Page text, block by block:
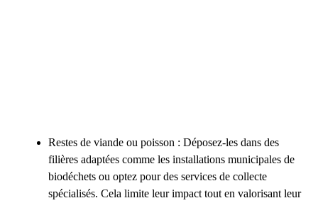
Restes de viande ou poisson : Déposez-les dans des
filières adaptées comme les installations municipales de
biodéchets ou optez pour des services de collecte
spécialisés. Cela limite leur impact tout en valorisant leur